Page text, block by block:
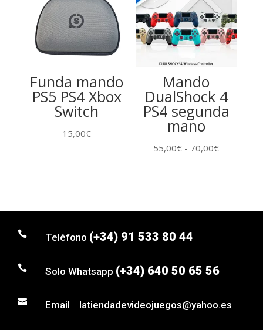
Funda mando
PS5 PS4 Xbox
Switch
15,00€
Mando
DualShock 4
PS4 segunda
mano
55,00€ - 70,00€Rango
55,00€
 Teléfono (+34) 91 533 80 44
 Solo Whatsapp (+34) 640 50 65 56
 Email latiendadevideojuegos@yahoo.es